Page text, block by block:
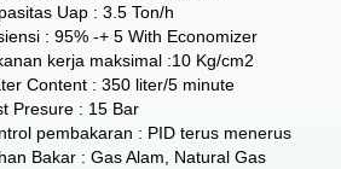
Uap : 3.5 Ton/h
: 95% -+ 5 With Economizer
kerja maksimal :10 Kg/cm2
Content : 350 liter/5 minute
Presure : 15 Bar
pembakaran : PID terus menerus
Bakar : Gas Alam, Natural Gas